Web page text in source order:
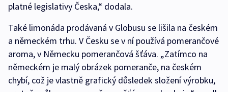
platné legislativy Česka,“ dodala.
Také limonáda prodávaná v Globusu se lišila na českém
a německém trhu. V Česku se v ní používá pomerančové
aroma, v Německu pomerančová šťáva. „Zatímco na
německém je malý obrázek pomeranče, na českém
chybí, což je vlastně grafický důsledek složení výrobku,